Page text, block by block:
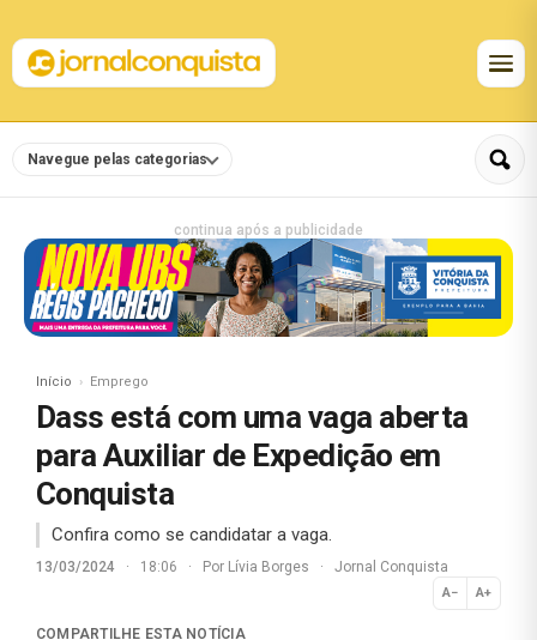
Navegue pelas categorias
continua após a publicidade
Início Emprego
Dass está com uma vaga aberta
para Auxiliar de Expedição em
Conquista
Confira como se candidatar a vaga.
13/03/2024 · 18:06 · Por Lívia Borges · Jornal Conquista
A− A+
Normal
COMPARTILHE ESTA NOTÍCIA